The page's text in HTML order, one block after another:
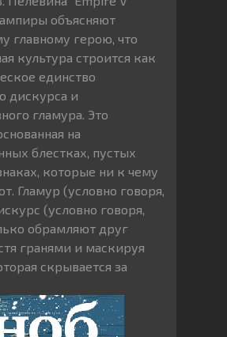
объясняют
главному герою, что
культура строится как
единство
дискурса и
гламура. Это
на
блестках, пустых
которые ни к чему
Гламур (условно говоря,
(условно говоря,
обрамляют друг
гранями и маскируя
скрывается за